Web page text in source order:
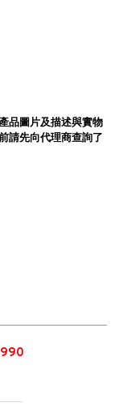
品圖片及描述與實物
請先向代理商查詢了